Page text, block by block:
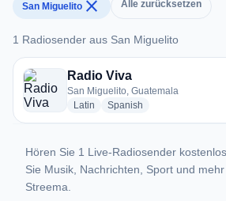
San Miguelito close Alle zurücksetzen
1 Radiosender aus San Miguelito
1 Radiosender aus San Miguelito
Radio Viva
San Miguelito, Guatemala
Latin radio stations
Spanish
Hören Sie 1 Live-Radiosender
Sie Musik, Nachrichten, Sport und
Streema.